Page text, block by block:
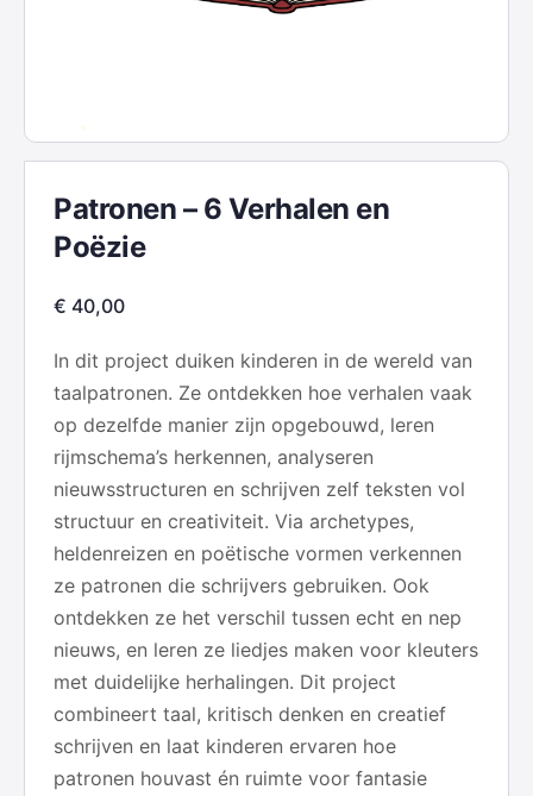
Patronen – 6 Verhalen en
Poëzie
€ 40,00
In dit project duiken kinderen in de wereld van
taalpatronen. Ze ontdekken hoe verhalen vaak
op dezelfde manier zijn opgebouwd, leren
rijmschema’s herkennen, analyseren
nieuwsstructuren en schrijven zelf teksten vol
structuur en creativiteit. Via archetypes,
heldenreizen en poëtische vormen verkennen
ze patronen die schrijvers gebruiken. Ook
ontdekken ze het verschil tussen echt en nep
nieuws, en leren ze liedjes maken voor kleuters
met duidelijke herhalingen. Dit project
combineert taal, kritisch denken en creatief
schrijven en laat kinderen ervaren hoe
patronen houvast én ruimte voor fantasie